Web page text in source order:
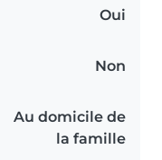
Oui
Non
Au domicile de
la famille